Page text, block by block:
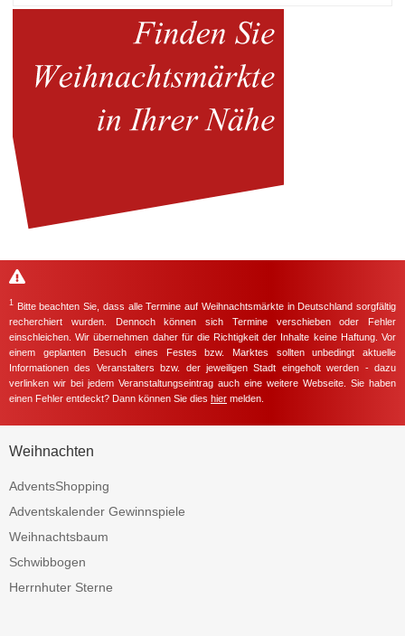
1 Bitte beachten Sie, dass alle Termine auf Weihnachtsmärkte in Deutschland sorgfältig
recherchiert wurden. Dennoch können sich Termine verschieben oder Fehler
einschleichen. Wir übernehmen daher für die Richtigkeit der Inhalte keine Haftung. Vor
einem geplanten Besuch eines Festes bzw. Marktes sollten unbedingt aktuelle
Informationen des Veranstalters bzw. der jeweiligen Stadt eingeholt werden - dazu
verlinken wir bei jedem Veranstaltungseintrag auch eine weitere Webseite. Sie haben
einen Fehler entdeckt? Dann können Sie dies hier melden.
Weihnachten
AdventsShopping
Adventskalender Gewinnspiele
Weihnachtsbaum
Schwibbogen
Herrnhuter Sterne